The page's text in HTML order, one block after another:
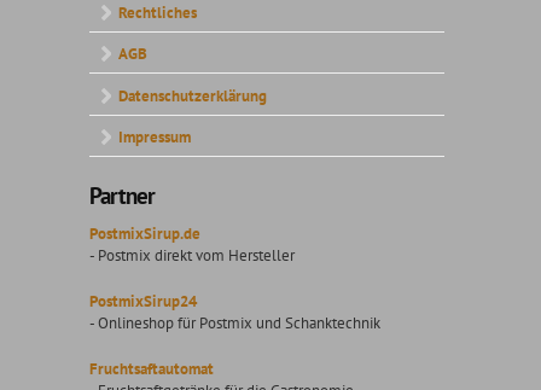
Rechtliches
AGB
Datenschutzerklärung
Impressum
Partner
PostmixSirup.de
- Postmix direkt vom Hersteller
PostmixSirup24
- Onlineshop für Postmix und Schanktechnik
Fruchtsaftautomat